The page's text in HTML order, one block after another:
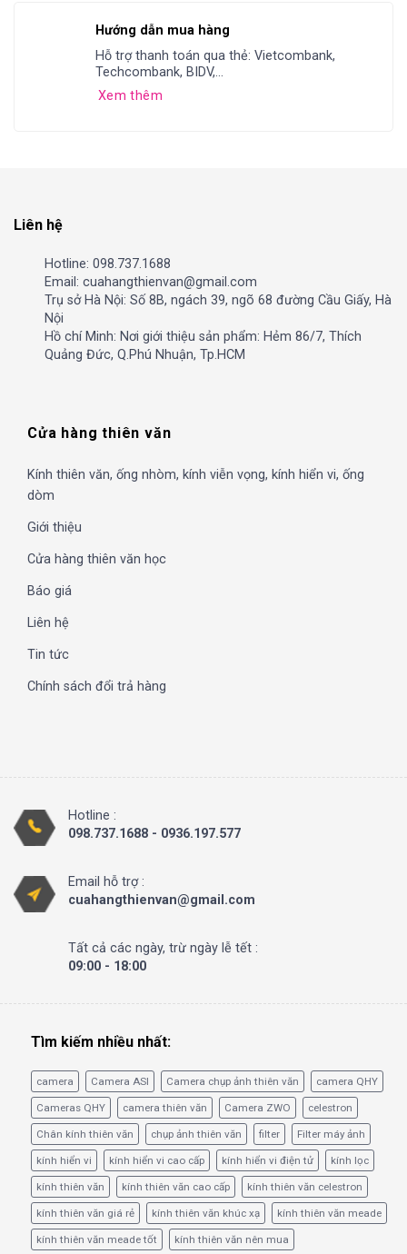
Hướng dẫn mua hàng
Hỗ trợ thanh toán qua thẻ: Vietcombank,
Techcombank, BIDV,...
Xem thêm
Liên hệ
Hotline: 098.737.1688
Email: cuahangthienvan@gmail.com
Trụ sở Hà Nội: Số 8B, ngách 39, ngõ 68 đường Cầu Giấy, Hà
Nội
Hồ chí Minh: Nơi giới thiệu sản phẩm: Hẻm 86/7, Thích
Quảng Đức, Q.Phú Nhuận, Tp.HCM
Cửa hàng thiên văn
Kính thiên văn, ống nhòm, kính viễn vọng, kính hiển vi, ống
dòm
Giới thiệu
Cửa hàng thiên văn học
Báo giá
Liên hệ
Tin tức
Chính sách đổi trả hàng
Hotline :
098.737.1688 - 0936.197.577
Email hỗ trợ :
cuahangthienvan@gmail.com
Tất cả các ngày, trừ ngày lễ tết :
09:00 - 18:00
Tìm kiếm nhiều nhất:
camera Camera ASI Camera chụp ảnh thiên văn camera QHY
Cameras QHY camera thiên văn Camera ZWO celestron
Chân kính thiên văn chụp ảnh thiên văn filter Filter máy ảnh
kính hiển vi kính hiển vi cao cấp kính hiển vi điện tử kính lọc
kính thiên văn kính thiên văn cao cấp kính thiên văn celestron
kính thiên văn giá rẻ kính thiên văn khúc xạ kính thiên văn meade
kính thiên văn meade tốt kính thiên văn nên mua